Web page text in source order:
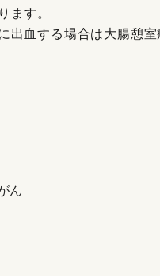
ます。
出血する場合は大腸憩
ん